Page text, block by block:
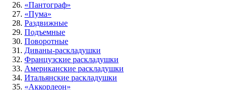
«Пантограф»
«Пума»
Раздвижные
Подъемные
Поворотные
Диваны-раскладушки
Французские раскладушки
Американские раскладушки
Итальянские раскладушки
«Аккордеон»